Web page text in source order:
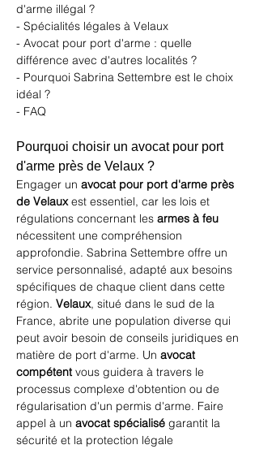
d'arme illégal ?
- Spécialités légales à Velaux
- Avocat pour port d'arme : quelle
différence avec d'autres localités ?
- Pourquoi Sabrina Settembre est le choix
idéal ?
- FAQ
Pourquoi choisir un avocat pour port
d'arme près de Velaux ?
Engager un avocat pour port d'arme près
de Velaux est essentiel, car les lois et
régulations concernant les armes à feu
nécessitent une compréhension
approfondie. Sabrina Settembre offre un
service personnalisé, adapté aux besoins
spécifiques de chaque client dans cette
région. Velaux, situé dans le sud de la
France, abrite une population diverse qui
peut avoir besoin de conseils juridiques en
matière de port d'arme. Un avocat
compétent vous guidera à travers le
processus complexe d'obtention ou de
régularisation d'un permis d'arme. Faire
appel à un avocat spécialisé garantit la
sécurité et la protection légale